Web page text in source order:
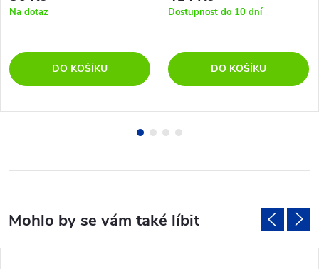
Na dotaz
DO KOŠÍKU
Dostupnost do 10 dní
DO KOŠÍKU